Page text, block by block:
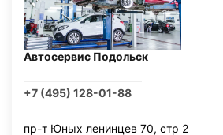
Автосервис Подольск
+7 (495) 128-01-88
пр-т Юных ленинцев 70, стр 2